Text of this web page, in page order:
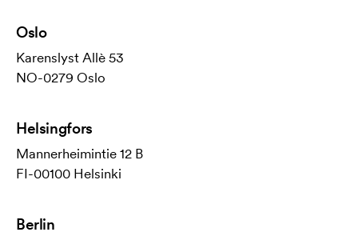
Oslo
Karenslyst Allè 53
NO-0279 Oslo
Helsingfors
Mannerheimintie 12 B
FI-00100 Helsinki
Berlin